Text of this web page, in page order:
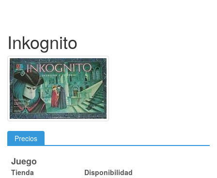
Inkognito
Precios
Juego
Tienda Disponibilidad